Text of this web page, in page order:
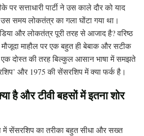
सत्ताधारी पार्टी ने उस काले दौर को याद
समय लोकतंत्र का गला घोंटा गया था।
और लोकतंत्र पूरी तरह से आजाद है? वरिष्ठ
माहौल पर एक बहुत ही बेबाक और सटीक
दोस्त की तरह बिल्कुल आसान भाषा में समझते
और 1975 की सेंसरशिप में क्या फर्क है।
है और टीवी बहसों में इतना शोर
सेंसरशिप का तरीका बहुत सीधा और सख्त